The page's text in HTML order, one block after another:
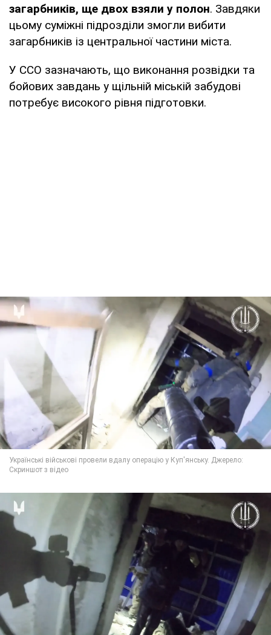
загарбників, ще двох взяли у полон. Завдяки
цьому суміжні підрозділи змогли вибити
загарбників із центральної частини міста.
У ССО зазначають, що виконання розвідки та
бойових завдань у щільній міській забудові
потребує високого рівня підготовки.